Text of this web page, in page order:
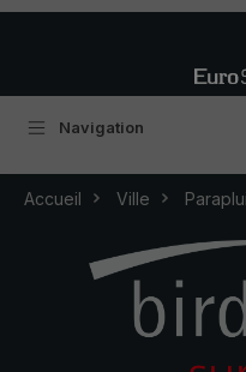
Navigation
Accueil Ville